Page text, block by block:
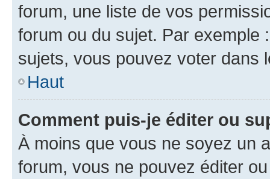
forum, une liste de vos
forum ou du sujet. Par exemple
sujets, vous pouvez voter dans
Haut
Comment puis-je éditer ou
À moins que vous ne soyez un
forum, vous ne pouvez éditer